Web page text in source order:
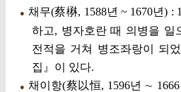
●
채무(蔡楙, 1588년 ~ 1670년) :
하고, 병자호란 때 의병을 일
전적을 거쳐 병조좌랑이 되
집』이 있다.
●
채이항(蔡以恒, 1596년 ∼